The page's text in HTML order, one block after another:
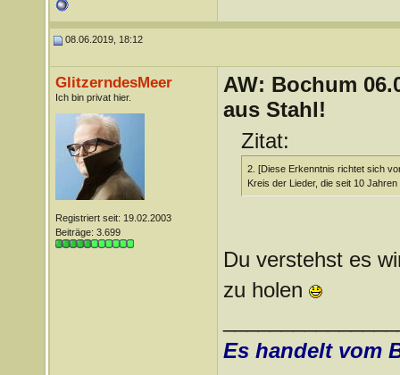
08.06.2019, 18:12
GlitzerndesMeer
Ich bin privat hier.
Registriert seit: 19.02.2003
Beiträge: 3.699
AW: Bochum
aus Stahl!
Zitat:
2. [Diese Erkenntnis richtet sich
Kreis der Lieder, die seit 10
Du verstehst es
zu holen
Es handelt vom